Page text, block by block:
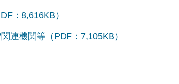
：8,616KB）
連機関等（PDF：7,105KB）